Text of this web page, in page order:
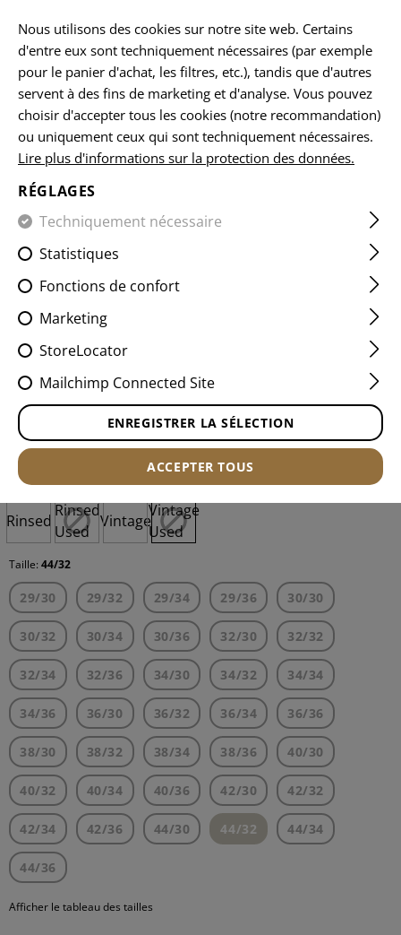
ACCUEIL VÊTEMENTS PANTS JEANS TACTIQUES
DENIM TACTICAL FLEX JEANS
MK.II ENHANCED
Numéro d'article: 12620371371
Couleur:Vintage Used
Rinsed
Rinsed
Used
Vintage
Vintage
Used
Taille: 44/32
29/30 29/32 29/34 29/36 30/30
30/32 30/34 30/36 32/30 32/32
32/34 32/36 34/30 34/32 34/34
34/36 36/30 36/32 36/34 36/36
38/30 38/32 38/34 38/36 40/30
40/32 40/34 40/36 42/30 42/32
42/34 42/36 44/30 44/32 44/34
44/36
Afficher le tableau des tailles
Nous utilisons des cookies sur notre site web. Certains
d'entre eux sont techniquement nécessaires (par exemple
pour le panier d'achat, les filtres, etc.), tandis que d'autres
servent à des fins de marketing et d'analyse. Vous pouvez
choisir d'accepter tous les cookies (notre recommandation)
ou uniquement ceux qui sont techniquement nécessaires.
Lire plus d'informations sur la protection des données.
RÉGLAGES
Techniquement nécessaire
Statistiques
Fonctions de confort
Marketing
StoreLocator
Mailchimp Connected Site
ENREGISTRER LA SÉLECTION
ACCEPTER TOUS